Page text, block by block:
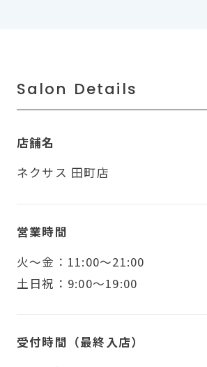
Salon Details
店舗名
ネクサス 田町店
営業時間
火〜金：11:00～21:00
土日祝：9:00～19:00
受付時間（最終入店）